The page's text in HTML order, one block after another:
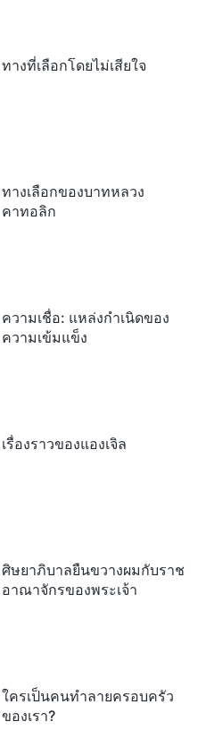
ทางที่เลือกโดยไม่เสียใจ
ทางเลือกของบาทหลวง
คาทอลิก
ความเชื่อ: แหล่งกำเนิดของ
ความเข้มแข็ง
เรื่องราวของแองเจิล
ศิษยาภิบาลยืนขวางผมกับราช
อาณาจักรของพระเจ้า
ใครเป็นคนทำลายครอบครัว
ของเรา?